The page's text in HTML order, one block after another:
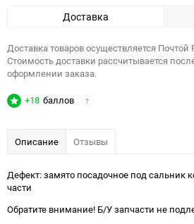
Доставка
Доставка товаров осуществляется
Стоимость доставки рассчитывается
оформлении заказа.
+18 баллов ?
Описание Отзывы
Дефект: замято посадочное под сальник
части
Обратите внимание! Б/У запчасти не